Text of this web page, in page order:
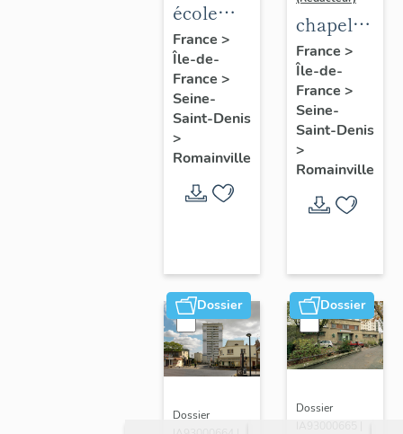
école
maternelle
Danièle
Casanova
France >
Île-de-
France >
Seine-
Saint-Denis
>
Romainville
chapelle
Sainte-
Solange
France >
Île-de-
France >
Seine-
Saint-Denis
>
Romainville
Dossier
Dossier
Dossier
Dossier